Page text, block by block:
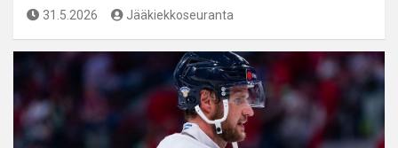
31.5.2026 Jääkiekkoseuranta